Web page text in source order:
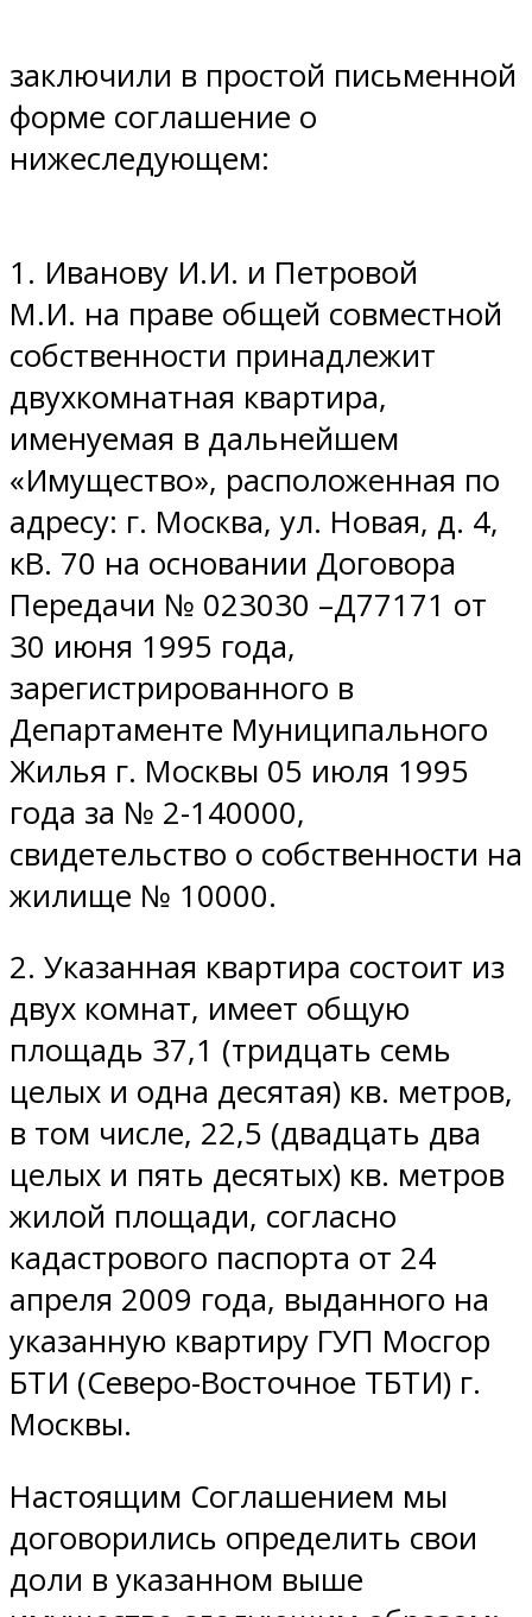
заключили в простой письменной
форме соглашение о
нижеследующем:
1. Иванову И.И. и Петровой
М.И. на праве общей совместной
собственности принадлежит
двухкомнатная квартира,
именуемая в дальнейшем
«Имущество», расположенная по
адресу: г. Москва, ул. Новая, д. 4,
кВ. 70 на основании Договора
Передачи № 023030 –Д77171 от
30 июня 1995 года,
зарегистрированного в
Департаменте Муниципального
Жилья г. Москвы 05 июля 1995
года за № 2-140000,
свидетельство о собственности на
жилище № 10000.
2. Указанная квартира состоит из
двух комнат, имеет общую
площадь 37,1 (тридцать семь
целых и одна десятая) кв. метров,
в том числе, 22,5 (двадцать два
целых и пять десятых) кв. метров
жилой площади, согласно
кадастрового паспорта от 24
апреля 2009 года, выданного на
указанную квартиру ГУП Мосгор
БТИ (Северо-Восточное ТБТИ) г.
Москвы.
Настоящим Соглашением мы
договорились определить свои
доли в указанном выше